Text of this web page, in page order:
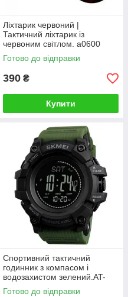
Ліхтарик червоний |
Тактичний ліхтарик із
червоним світлом. a0600
Готово до відправки
390 ₴
Купити
Спортивний тактичний
годинник з компасом і
водозахистом зелений.AT-
15/P GREEN
Готово до відправки